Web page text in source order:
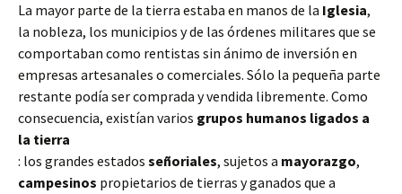
La mayor parte de la tierra estaba en manos de la Iglesia,
la nobleza, los municipios y de las órdenes militares que se
comportaban como rentistas sin ánimo de inversión en
empresas artesanales o comerciales. Sólo la pequeña parte
restante podía ser comprada y vendida libremente. Como
consecuencia, existían varios grupos humanos ligados a
la tierra
: los grandes estados señoriales, sujetos a mayorazgo,
campesinos propietarios de tierras y ganados que a